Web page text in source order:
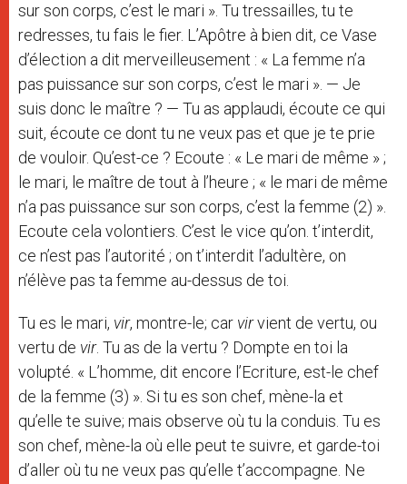
sur son corps, c’est le mari ». Tu tressailles, tu te
redresses, tu fais le fier. L’Apôtre à bien dit, ce Vase
d’élection a dit merveilleusement : « La femme n’a
pas puissance sur son corps, c’est le mari ». — Je
suis donc le maître ? — Tu as applaudi, écoute ce qui
suit, écoute ce dont tu ne veux pas et que je te prie
de vouloir. Qu’est-ce ? Ecoute : « Le mari de même » ;
le mari, le maître de tout à l’heure ; « le mari de même
n’a pas puissance sur son corps, c’est la femme (2) ».
Ecoute cela volontiers. C’est le vice qu’on. t’interdit,
ce n’est pas l’autorité ; on t’interdit l’adultère, on
n’élève pas ta femme au-dessus de toi.
Tu es le mari, vir, montre-le; car virvient de vertu, ou
vertu de vir. Tu as de la vertu ? Dompte en toi la
volupté. « L’homme, dit encore l’Ecriture, est-le chef
de la femme (3) ». Si tu es son chef, mène-la et
qu’elle te suive; mais observe où tu la conduis. Tu es
son chef, mène-la où elle peut te suivre, et garde-toi
d’aller où tu ne veux pas qu’elle t’accompagne. Ne